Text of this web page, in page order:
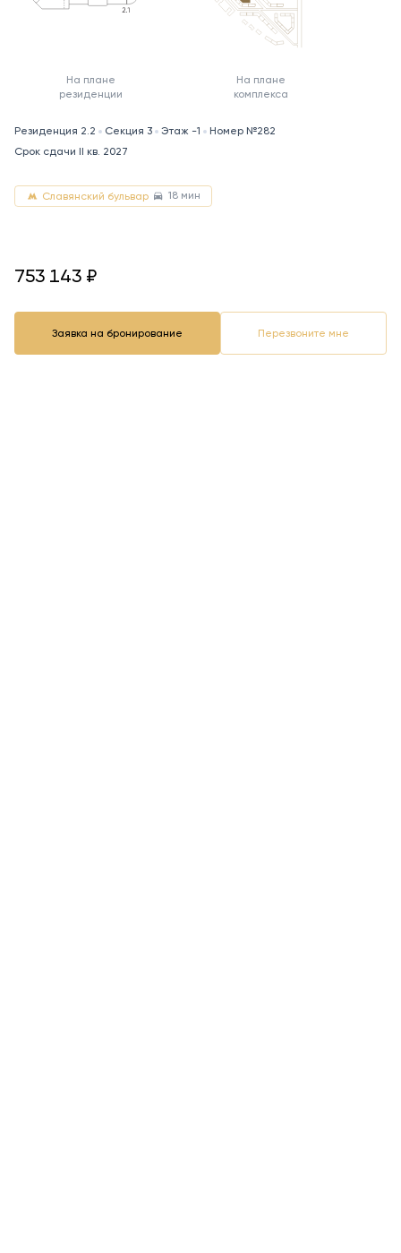
На плане
резиденции
На плане
комплекса
Резиденция 2.2 Секция 3 Этаж -1
Номер №282
Срок сдачи II кв. 2027
Славянский бульвар 18 мин
753143
753 143 ₽
Заявка на бронирование Перезвоните мне